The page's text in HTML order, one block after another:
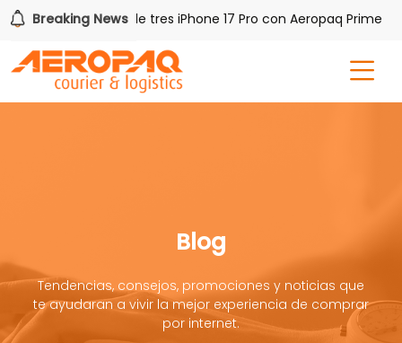
Breaking News
Gana uno de tres iPhone 17 Pro con Aeropaq Prime
Blog
Tendencias, consejos, promociones y noticias que
te ayudaran a vivir la mejor experiencia de comprar
por internet.